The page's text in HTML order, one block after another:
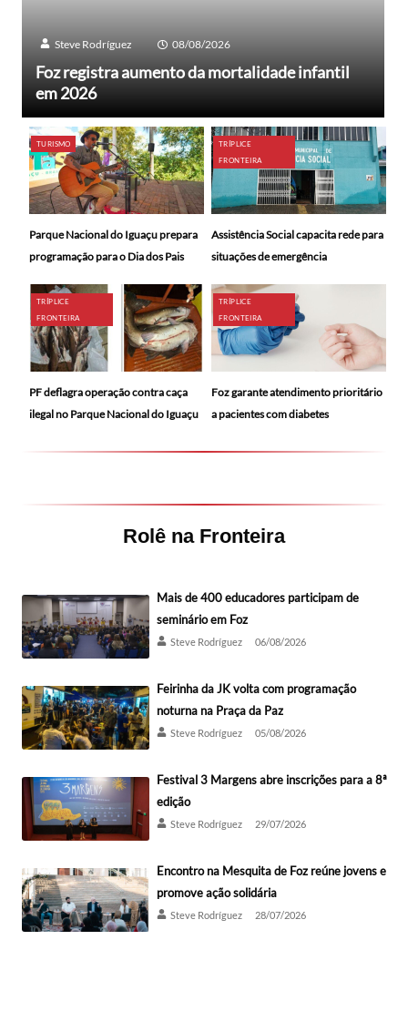
Steve Rodríguez 08/08/2026
Foz registra aumento da mortalidade infantil
em 2026
TURISMO
Parque Nacional do Iguaçu prepara
programação para o Dia dos Pais
TRÍPLICE
FRONTEIRA
Assistência Social capacita rede para
situações de emergência
TRÍPLICE
FRONTEIRA
PF deflagra operação contra caça
ilegal no Parque Nacional do Iguaçu
TRÍPLICE
FRONTEIRA
Foz garante atendimento prioritário
a pacientes com diabetes
Rolê na Fronteira
Mais de 400 educadores participam de
seminário em Foz
Steve Rodríguez 06/08/2026
Feirinha da JK volta com programação
noturna na Praça da Paz
Steve Rodríguez 05/08/2026
Festival 3 Margens abre inscrições para a 8ª
edição
Steve Rodríguez 29/07/2026
Encontro na Mesquita de Foz reúne jovens e
promove ação solidária
Steve Rodríguez 28/07/2026